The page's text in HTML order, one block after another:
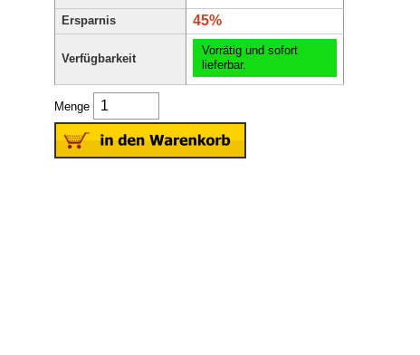
Ersparnis 45%
Verfügbarkeit
Vorrätig und sofort
lieferbar.
Menge